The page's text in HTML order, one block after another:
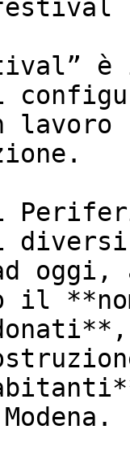
lavoro
i
il